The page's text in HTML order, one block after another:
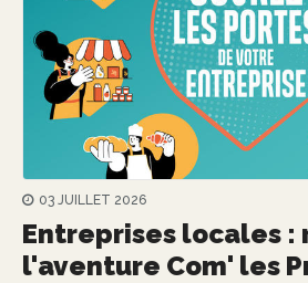
03 JUILLET 2026
Entreprises locales :
l'aventure Com' les